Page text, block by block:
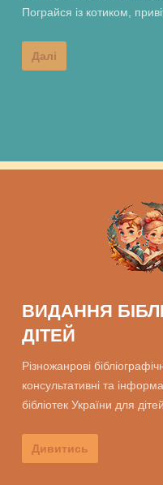
Пограйся із котиком,
Далі
ВИДАННЯ
ДІТЕЙ
Різножанрові
консультативні та
бібліотек України для дітей.
Дивитись